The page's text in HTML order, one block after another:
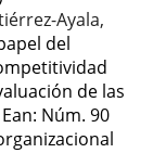
Ayala,
del
de las
Núm. 90